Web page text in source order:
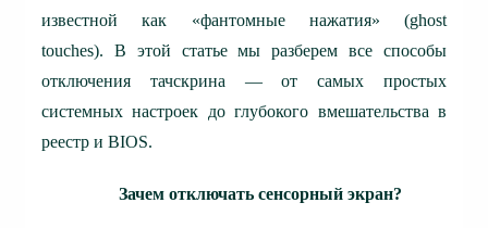
известной как «фантомные нажатия» (ghost
touches). В этой статье мы разберем все способы
отключения тачскрина — от самых простых
системных настроек до глубокого вмешательства в
реестр и BIOS.
Зачем отключать сенсорный экран?